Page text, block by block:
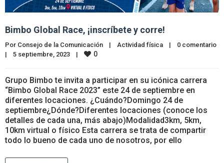
Bimbo Global Race, ¡inscríbete y corre!
Por Consejo de la Comunicación | Actividad física |
0 comentario
|
5 septiembre, 2023 | 0
Grupo Bimbo te invita a participar en su icónica carrera
“Bimbo Global Race 2023” este 24 de septiembre en
diferentes locaciones. ¿Cuándo?Domingo 24 de
septiembre¿Dónde?Diferentes locaciones (conoce los
detalles de cada una, más abajo)Modalidad3km, 5km,
10km virtual o físico Esta carrera se trata de compartir
todo lo bueno de cada uno de nosotros, por ello